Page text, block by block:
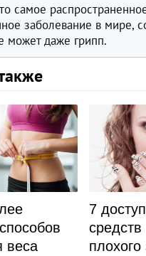
самое
заболевание в мире,
может даже грипп.
веса
7
средств
плохого